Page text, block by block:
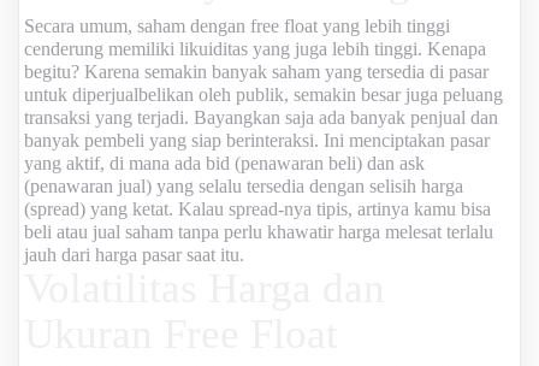
Secara umum, saham dengan free float yang lebih tinggi
cenderung memiliki likuiditas yang juga lebih tinggi. Kenapa
begitu? Karena semakin banyak saham yang tersedia di pasar
untuk diperjualbelikan oleh publik, semakin besar juga peluang
transaksi yang terjadi. Bayangkan saja ada banyak penjual dan
banyak pembeli yang siap berinteraksi. Ini menciptakan pasar
yang aktif, di mana ada bid (penawaran beli) dan ask
(penawaran jual) yang selalu tersedia dengan selisih harga
(spread) yang ketat. Kalau spread-nya tipis, artinya kamu bisa
beli atau jual saham tanpa perlu khawatir harga melesat terlalu
jauh dari harga pasar saat itu.